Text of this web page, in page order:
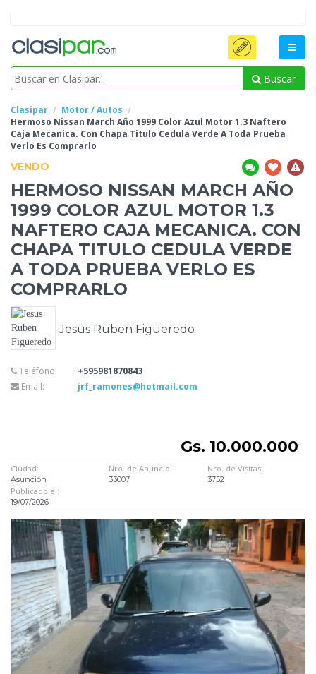
Buscar
Clasipar
Motor / Autos
Hermoso Nissan March Año 1999 Color Azul Motor 1.3 Naftero
Caja Mecanica. Con Chapa Titulo Cedula Verde A Toda Prueba
Verlo Es Comprarlo
VENDO
HERMOSO NISSAN MARCH AÑO
1999 COLOR AZUL MOTOR 1.3
NAFTERO CAJA MECANICA. CON
CHAPA TITULO CEDULA VERDE
A TODA PRUEBA VERLO ES
COMPRARLO
Jesus Ruben Figueredo
Teléfono:
+595981870843
Email:
jrf_ramones@hotmail.com
Gs. 10.000.000
Ciudad:
Asunción
Nro. de Anuncio:
33007
Nro. de Visitas:
3752
Publicado el:
19/07/2026